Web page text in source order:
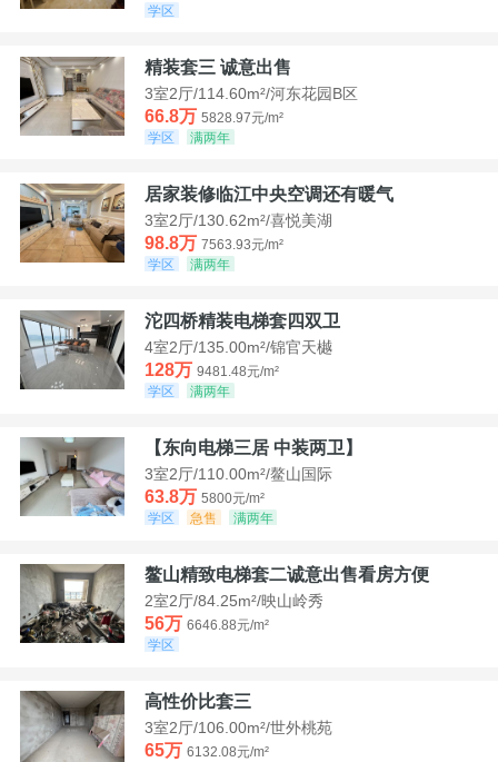
学区
精装套三 诚意出售
3室2厅/114.60m²/河东花园B区
66.8万 5828.97元/m²
学区
满两年
居家装修临江中央空调还有暖气
3室2厅/130.62m²/喜悦美湖
98.8万 7563.93元/m²
学区
满两年
沱四桥精装电梯套四双卫
4室2厅/135.00m²/锦官天樾
128万 9481.48元/m²
学区
满两年
【东向电梯三居 中装两卫】
3室2厅/110.00m²/鳌山国际
63.8万 5800元/m²
学区
急售 满两年
鳌山精致电梯套二诚意出售看房方便
2室2厅/84.25m²/映山岭秀
56万 6646.88元/m²
学区
高性价比套三
3室2厅/106.00m²/世外桃苑
65万 6132.08元/m²